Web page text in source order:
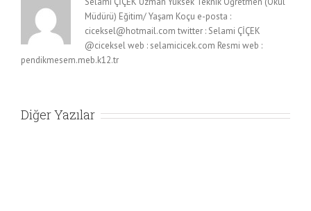
Müdürü) Eğitim/ Yaşam Koçu e-posta :
ciceksel@hotmail.com twitter : Selami ÇİÇEK
@ciceksel web : selamicicek.com Resmi web :
pendikmesem.meb.k12.tr
Diğer Yazılar